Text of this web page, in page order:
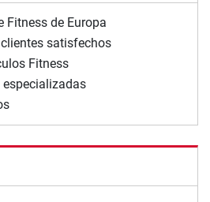
Fitness de Europa
satisfechos
Fitness